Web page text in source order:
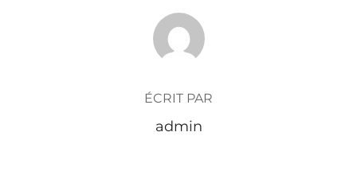
AUTEUR DE LA PUBLICATION
ÉCRIT PAR
admin